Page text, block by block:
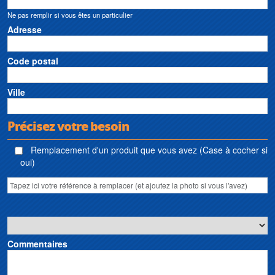
Ne pas remplir si vous êtes un particulier
Adresse
Code postal
Ville
Précisez votre besoin
Remplacement d'un produit que vous avez (Case à cocher si
oui)
Commentaires